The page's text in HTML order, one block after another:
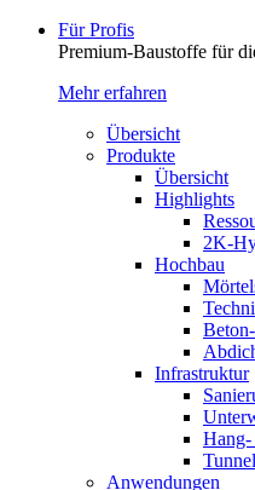
Für Profis
Premium-Baustoffe für
Mehr erfahren
Übersicht
Produkte
Übersicht
Highlights
2K-
Hochbau
Infrastruktur
Hang-
Anwendungen